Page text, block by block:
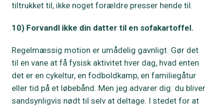
tiltrukket til, ikke noget forældre presser hende til.
10) Forvandl ikke din datter til en sofakartoffel.
Regelmæssig motion er umådelig gavnligt. Gør det
til en vane at få fysisk aktivitet hver dag, hvad enten
det er en cykeltur, en fodboldkamp, en familiegåtur
eller tid på et løbebånd. Men jeg advarer dig: du bliver
sandsynligvis nødt til selv at deltage. I stedet for at